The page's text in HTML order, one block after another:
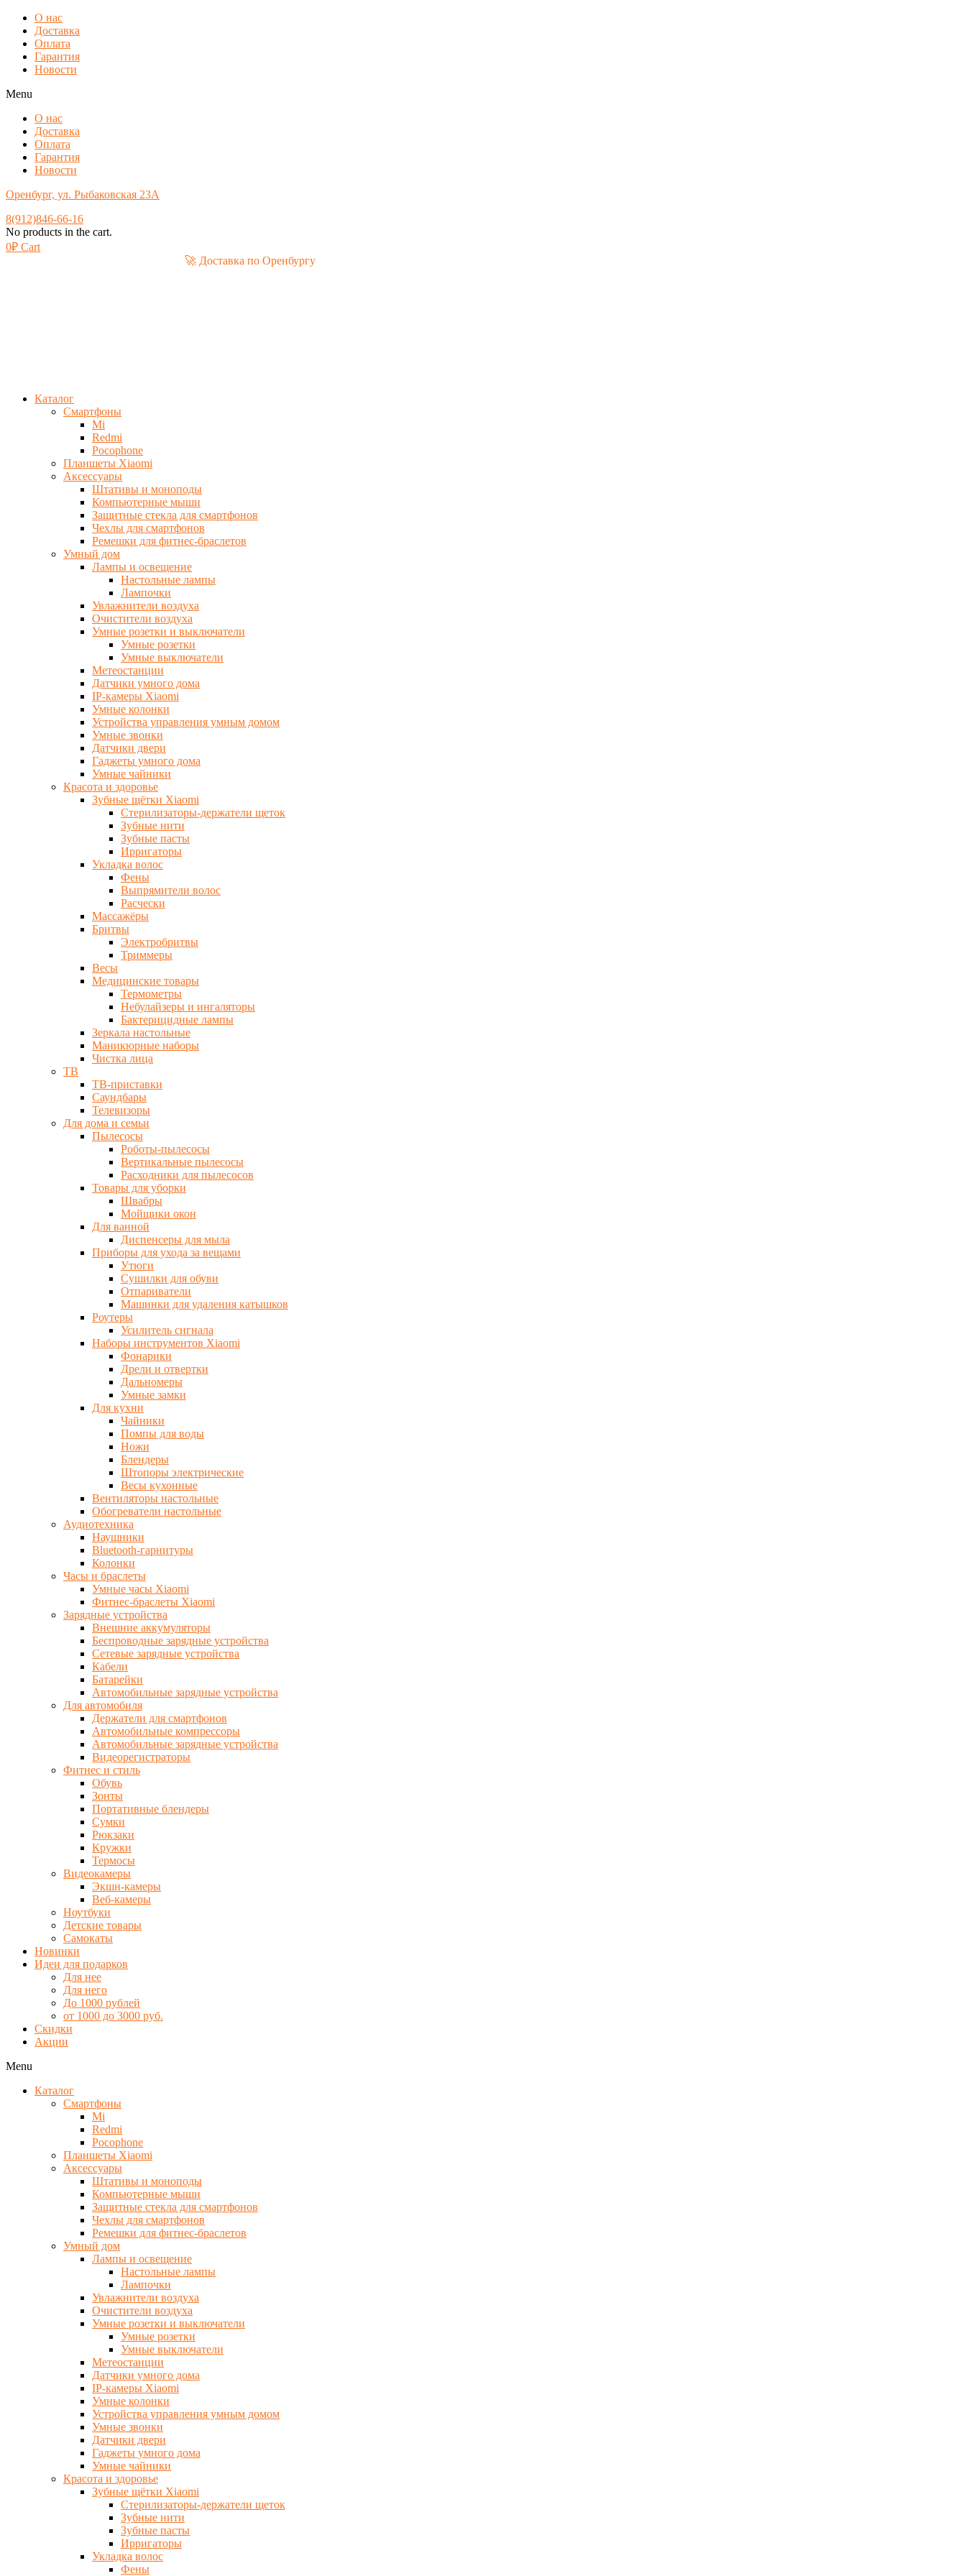
О нас
Доставка
Оплата
Гарантия
Новости
Menu
О нас
Доставка
Оплата
Гарантия
Новости
Оренбург, ул. Рыбаковская 23А
8(912)846-66-16
No products in the cart.
0₽ Cart
🚀 Доставка по Оренбургу
Каталог
Смартфоны
Mi
Redmi
Pocophone
Планшеты Xiaomi
Аксессуары
Штативы и моноподы
Компьютерные мыши
Защитные стекла для смартфонов
Чехлы для смартфонов
Ремешки для фитнес-браслетов
Умный дом
Лампы и освещение
Настольные лампы
Лампочки
Увлажнители воздуха
Очистители воздуха
Умные розетки и выключатели
Умные розетки
Умные выключатели
Метеостанции
Датчики умного дома
IP-камеры Xiaomi
Умные колонки
Устройства управления умным домом
Умные звонки
Датчики двери
Гаджеты умного дома
Умные чайники
Красота и здоровье
Зубные щётки Xiaomi
Стерилизаторы-держатели щеток
Зубные нити
Зубные пасты
Ирригаторы
Укладка волос
Фены
Выпрямители волос
Расчески
Массажёры
Бритвы
Электробритвы
Триммеры
Весы
Медицинские товары
Термометры
Небулайзеры и ингаляторы
Бактерицидные лампы
Зеркала настольные
Маникюрные наборы
Чистка лица
ТВ
ТВ-приставки
Саундбары
Телевизоры
Для дома и семьи
Пылесосы
Роботы-пылесосы
Вертикальные пылесосы
Расходники для пылесосов
Товары для уборки
Швабры
Мойщики окон
Для ванной
Диспенсеры для мыла
Приборы для ухода за вещами
Утюги
Сушилки для обуви
Отпариватели
Машинки для удаления катышков
Роутеры
Усилитель сигнала
Наборы инструментов Xiaomi
Фонарики
Дрели и отвертки
Дальномеры
Умные замки
Для кухни
Чайники
Помпы для воды
Ножи
Блендеры
Штопоры электрические
Весы кухонные
Вентиляторы настольные
Обогреватели настольные
Аудиотехника
Наушники
Bluetooth-гарнитуры
Колонки
Часы и браслеты
Умные часы Xiaomi
Фитнес-браслеты Xiaomi
Зарядные устройства
Внешние аккумуляторы
Беспроводные зарядные устройства
Сетевые зарядные устройства
Кабели
Батарейки
Автомобильные зарядные устройства
Для автомобиля
Держатели для смартфонов
Автомобильные компрессоры
Автомобильные зарядные устройства
Видеорегистраторы
Фитнес и стиль
Обувь
Зонты
Портативные блендеры
Сумки
Рюкзаки
Кружки
Термосы
Видеокамеры
Экшн-камеры
Веб-камеры
Ноутбуки
Детские товары
Самокаты
Новинки
Идеи для подарков
Для нее
Для него
До 1000 рублей
от 1000 до 3000 руб.
Скидки
Акции
Menu
Каталог
Смартфоны
Mi
Redmi
Pocophone
Планшеты Xiaomi
Аксессуары
Штативы и моноподы
Компьютерные мыши
Защитные стекла для смартфонов
Чехлы для смартфонов
Ремешки для фитнес-браслетов
Умный дом
Лампы и освещение
Настольные лампы
Лампочки
Увлажнители воздуха
Очистители воздуха
Умные розетки и выключатели
Умные розетки
Умные выключатели
Метеостанции
Датчики умного дома
IP-камеры Xiaomi
Умные колонки
Устройства управления умным домом
Умные звонки
Датчики двери
Гаджеты умного дома
Умные чайники
Красота и здоровье
Зубные щётки Xiaomi
Стерилизаторы-держатели щеток
Зубные нити
Зубные пасты
Ирригаторы
Укладка волос
Фены